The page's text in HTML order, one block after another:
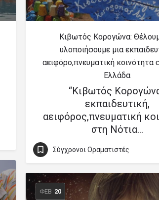
Κιβωτός Κορογώνα:
υλοποιήσουμε μια
αειφόρο,πνευματική κοινότητα
Ελλάδα
“Κιβωτός
εκπαιδευτική,
αειφόρος,πνευματική
στη Νότια…
Σύγχρονοι Οραματιστές
ΦΕΒ 20